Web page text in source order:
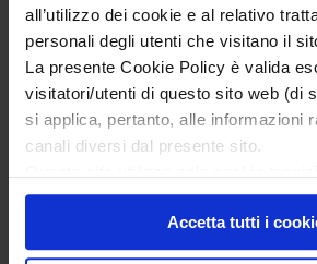
all’utilizzo dei cookie e al relativo
personali degli utenti che visitano il
La presente Cookie Policy è valida
visitatori/utenti di questo sito web (di
si applica, pertanto, alle informazioni
canali diversi dal presente sito.
funzionamento delle pagine di questo
sicurezza e condurre ricerche e
aggregato per migliorarne il contenuto.
Accetta tutti i
trattamenti
Quale soluzione a questi
Secchezza vaginale in
Quale rapporto tra i livelli
cardiovascolare?
Perimenopausa vs
Video
Come avere una pelle più
Scopri come alleviare i
menopausa
Cos’è la menopausa?
Esercizio fisico dopo i 50
restare in forma?